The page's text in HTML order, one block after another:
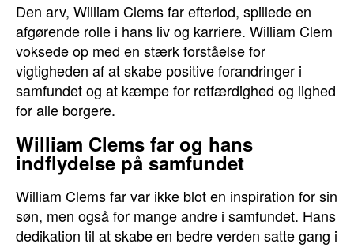
Den arv, William Clems far efterlod, spillede en
afgørende rolle i hans liv og karriere. William Clem
voksede op med en stærk forståelse for
vigtigheden af at skabe positive forandringer i
samfundet og at kæmpe for retfærdighed og lighed
for alle borgere.
William Clems far og hans
indflydelse på samfundet
William Clems far var ikke blot en inspiration for sin
søn, men også for mange andre i samfundet. Hans
dedikation til at skabe en bedre verden satte gang i